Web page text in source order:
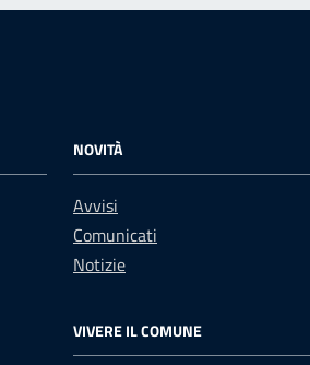
NOVITÀ
Avvisi
Comunicati
Notizie
VIVERE IL COMUNE